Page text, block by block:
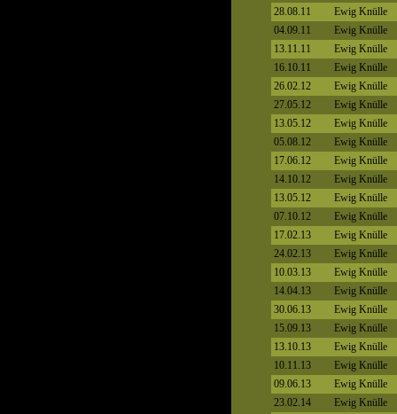
28.08.11
Ewig Knülle
04.09.11
Ewig Knülle
13.11.11
Ewig Knülle
16.10.11
Ewig Knülle
26.02.12
Ewig Knülle
27.05.12
Ewig Knülle
13.05.12
Ewig Knülle
05.08.12
Ewig Knülle
17.06.12
Ewig Knülle
14.10.12
Ewig Knülle
13.05.12
Ewig Knülle
07.10.12
Ewig Knülle
17.02.13
Ewig Knülle
24.02.13
Ewig Knülle
10.03.13
Ewig Knülle
14.04.13
Ewig Knülle
30.06.13
Ewig Knülle
15.09.13
Ewig Knülle
13.10.13
Ewig Knülle
10.11.13
Ewig Knülle
09.06.13
Ewig Knülle
23.02.14
Ewig Knülle